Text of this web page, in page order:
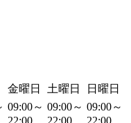
金曜日 土曜日
日曜日
09:00～ 09:00～ 09:00～